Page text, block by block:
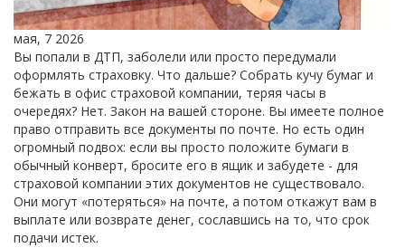
мая, 7 2026
Вы попали в ДТП, заболели или просто передумали
оформлять страховку. Что дальше? Собрать кучу бумаг и
бежать в офис страховой компании, теряя часы в
очередях? Нет. Закон на вашей стороне. Вы имеете полное
право отправить все документы по почте. Но есть один
огромный подвох: если вы просто положите бумаги в
обычный конверт, бросите его в ящик и забудете - для
страховой компании этих документов не существовало.
Они могут «потеряться» на почте, а потом откажут вам в
выплате или возврате денег, сославшись на то, что срок
подачи истек.